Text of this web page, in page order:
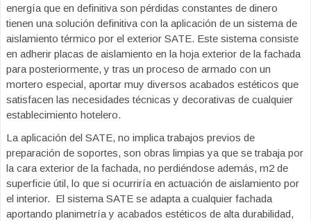
energía que en definitiva son pérdidas constantes de dinero
tienen una solución definitiva con la aplicación de un sistema de
aislamiento térmico por el exterior SATE. Este sistema consiste
en adherir placas de aislamiento en la hoja exterior de la fachada
para posteriormente, y tras un proceso de armado con un
mortero especial, aportar muy diversos acabados estéticos que
satisfacen las necesidades técnicas y decorativas de cualquier
establecimiento hotelero.
La aplicación del SATE, no implica trabajos previos de
preparación de soportes, son obras limpias ya que se trabaja por
la cara exterior de la fachada, no perdiéndose además, m2 de
superficie útil, lo que si ocurriría en actuación de aislamiento por
el interior. El sistema SATE se adapta a cualquier fachada
aportando planimetría y acabados estéticos de alta durabilidad,